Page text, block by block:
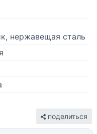
нержавещая сталь
поделиться